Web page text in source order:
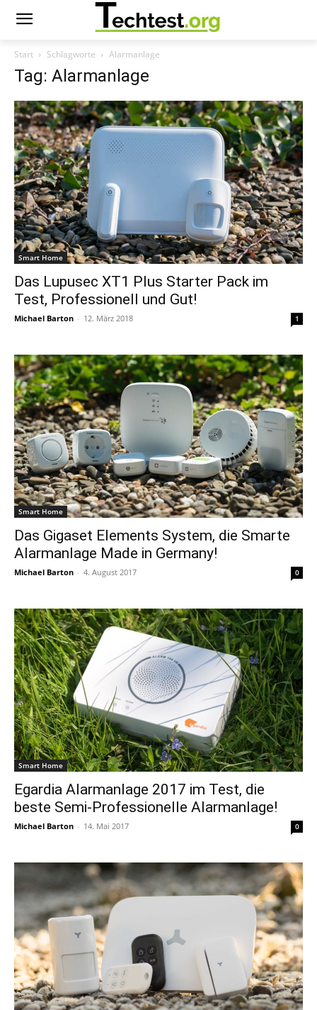
Start Schlagworte Alarmanlage
Tag: Alarmanlage
Smart Home
Das Lupusec XT1 Plus Starter Pack im
Test, Professionell und Gut!
Michael Barton - 12. März 2018 1
Smart Home
Das Gigaset Elements System, die Smarte
Alarmanlage Made in Germany!
Michael Barton - 4. August 2017 0
Smart Home
Egardia Alarmanlage 2017 im Test, die
beste Semi-Professionelle Alarmanlage!
Michael Barton - 14. Mai 2017 0